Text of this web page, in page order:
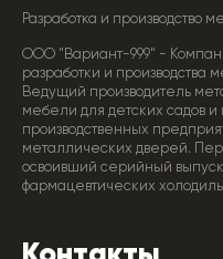
Разработка и производство
ООО "Вариант-999" -
разработки и производства
Ведущий производитель
мебели для детских садов
производственных
металлических дверей.
освоивший серийный
фармацевтических